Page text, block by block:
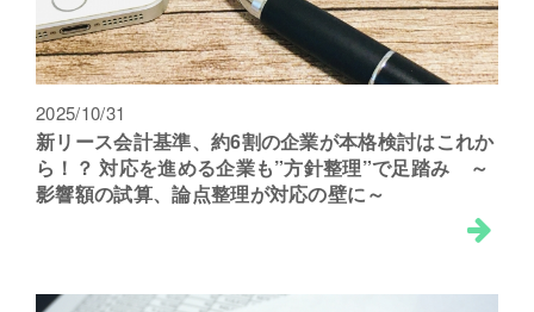
2025/10/31
新リース会計基準、約6割の企業が本格検討はこれか
ら！？ 対応を進める企業も”方針整理”で足踏み ～
影響額の試算、論点整理が対応の壁に～